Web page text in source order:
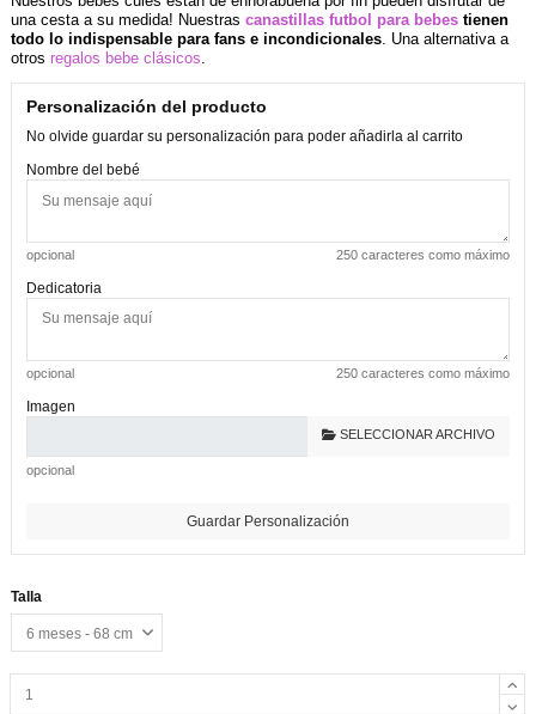
una cesta a su medida! Nuestras canastillas futbol para bebes tienen
todo lo indispensable para fans e incondicionales. Una alternativa a
otros regalos bebe clásicos.
Personalización del producto
No olvide guardar su personalización para poder añadirla al carrito
Nombre del bebé
opcional 250 caracteres como máximo
Dedicatoria
opcional 250 caracteres como máximo
Imagen
SELECCIONAR ARCHIVO
opcional
Guardar Personalización
Talla